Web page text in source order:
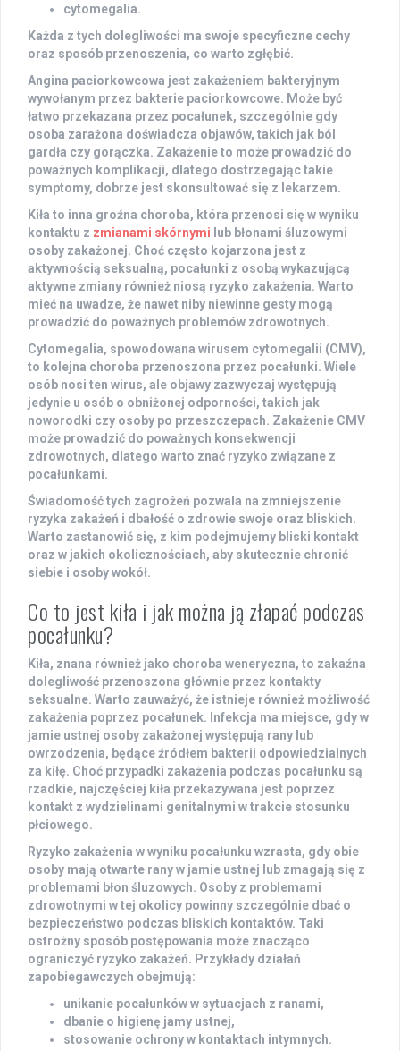
cytomegalia.
Każda z tych dolegliwości ma swoje specyficzne cechy
oraz sposób przenoszenia, co warto zgłębić.
Angina paciorkowcowa jest zakażeniem bakteryjnym
wywołanym przez bakterie paciorkowcowe. Może być
łatwo przekazana przez pocałunek, szczególnie gdy
osoba zarażona doświadcza objawów, takich jak ból
gardła czy gorączka. Zakażenie to może prowadzić do
poważnych komplikacji, dlatego dostrzegając takie
symptomy, dobrze jest skonsultować się z lekarzem.
Kiła to inna groźna choroba, która przenosi się w wyniku
kontaktu z zmianami skórnymi lub błonami śluzowymi
osoby zakażonej. Choć często kojarzona jest z
aktywnością seksualną, pocałunki z osobą wykazującą
aktywne zmiany również niosą ryzyko zakażenia. Warto
mieć na uwadze, że nawet niby niewinne gesty mogą
prowadzić do poważnych problemów zdrowotnych.
Cytomegalia, spowodowana wirusem cytomegalii (CMV),
to kolejna choroba przenoszona przez pocałunki. Wiele
osób nosi ten wirus, ale objawy zazwyczaj występują
jedynie u osób o obniżonej odporności, takich jak
noworodki czy osoby po przeszczepach. Zakażenie CMV
może prowadzić do poważnych konsekwencji
zdrowotnych, dlatego warto znać ryzyko związane z
pocałunkami.
Świadomość tych zagrożeń pozwala na zmniejszenie
ryzyka zakażeń i dbałość o zdrowie swoje oraz bliskich.
Warto zastanowić się, z kim podejmujemy bliski kontakt
oraz w jakich okolicznościach, aby skutecznie chronić
siebie i osoby wokół.
Co to jest kiła i jak można ją złapać podczas
pocałunku?
Kiła, znana również jako choroba weneryczna, to zakaźna
dolegliwość przenoszona głównie przez kontakty
seksualne. Warto zauważyć, że istnieje również możliwość
zakażenia poprzez pocałunek. Infekcja ma miejsce, gdy w
jamie ustnej osoby zakażonej występują rany lub
owrzodzenia, będące źródłem bakterii odpowiedzialnych
za kiłę. Choć przypadki zakażenia podczas pocałunku są
rzadkie, najczęściej kiła przekazywana jest poprzez
kontakt z wydzielinami genitalnymi w trakcie stosunku
płciowego.
Ryzyko zakażenia w wyniku pocałunku wzrasta, gdy obie
osoby mają otwarte rany w jamie ustnej lub zmagają się z
problemami błon śluzowych. Osoby z problemami
zdrowotnymi w tej okolicy powinny szczególnie dbać o
bezpieczeństwo podczas bliskich kontaktów. Taki
ostrożny sposób postępowania może znacząco
ograniczyć ryzyko zakażeń. Przykłady działań
zapobiegawczych obejmują:
unikanie pocałunków w sytuacjach z ranami,
dbanie o higienę jamy ustnej,
stosowanie ochrony w kontaktach intymnych.